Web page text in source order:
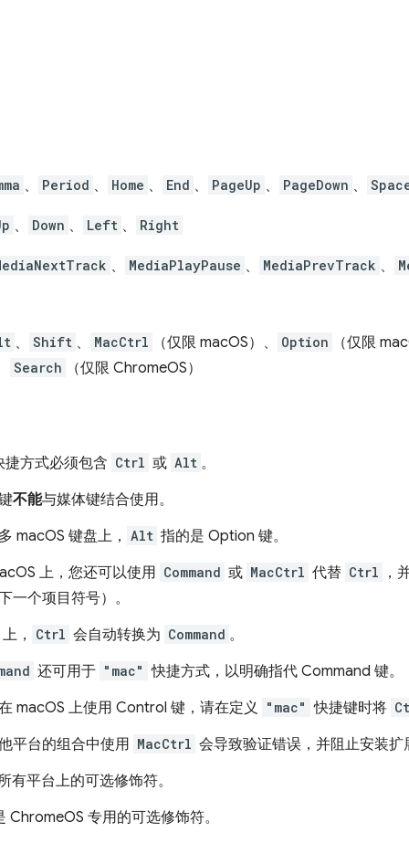
、 Period 、 Home 、 End 、 PageUp 、 PageDown 、
、 Down 、 Left 、 Right
、 MediaPlayPause 、 MediaPrevTrack 、
、 Shift 、 MacCtrl （仅限 macOS）、 Option
（仅限
Search （仅限 ChromeOS）
捷方式必须包含 Ctrl 或 Alt 。
不能与媒体键结合使用。
macOS 键盘上， Alt 指的是 Option 键。
上，您还可以使用 Command 或 MacCtrl 代替 Ctrl
，
一个项目符号）。
，
Ctrl 会自动转换为 Command 。
还可用于 "mac" 快捷方式，以明确指代 Command 键。
macOS 上使用 Control 键，请在定义 "mac" 快捷键时将
平台的组合中使用 MacCtrl 会导致验证错误，并阻止安装扩
有平台上的可选修饰符。
ChromeOS 专用的可选修饰符。